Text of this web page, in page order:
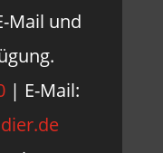
Mail und
| E-Mail: